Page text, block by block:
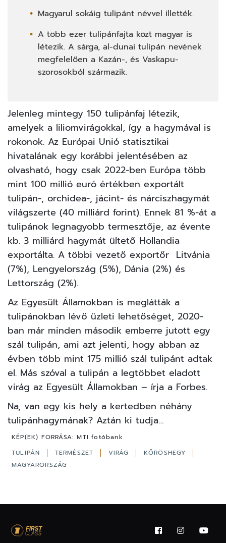
Magyarul sokáig tulipánt névvel illették.
A több ezer tulipánfajta közt magyar is
létezik. A sárga, al-dunai tulipán nevének
megfelelően a Kazán-, és Vaskapu-
szorosokból származik.
Jelenleg mintegy 150 tulipánfaj létezik,
amelyek a liliomvirágokkal, így a hagymával is
rokonok. Az Európai Unió statisztikai
hivatalának egy korábbi jelentésében az
olvasható, hogy csak 2022-ben Európa több
mint 100 millió euró értékben exportált
tulipán-, orchidea-, jácint- és nárciszhagymát
világszerte (40 milliárd forint). Ennek 81 %-át a
tulipánok legnagyobb termesztője, az évente
kb. 3 milliárd hagymát ültető Hollandia
exportálta. A többi vezető exportőr Litvánia
(7%), Lengyelország (5%), Dánia (2%) és
Lettország (2%).
Az Egyesült Államokban is meglátták a
tulipánokban lévő üzleti lehetőséget, 2020-
ban már minden második emberre jutott egy
szál tulipán, ami azt jelenti, hogy abban az
évben több mint 175 millió szál tulipánt adtak
el. Más szóval a tulipán a legtöbbet eladott
virág az Egyesült Államokban – írja a Forbes.
Na, van egy kis hely a kertedben néhány
tulipánhagymának? Aztán ki tudja…
KÉP(EK) FORRÁSA: MTI fotóbank
TULIPÁN
TERMÉSZET VIRÁG
KŐRÖSHEGY
MAGYARORSZÁG